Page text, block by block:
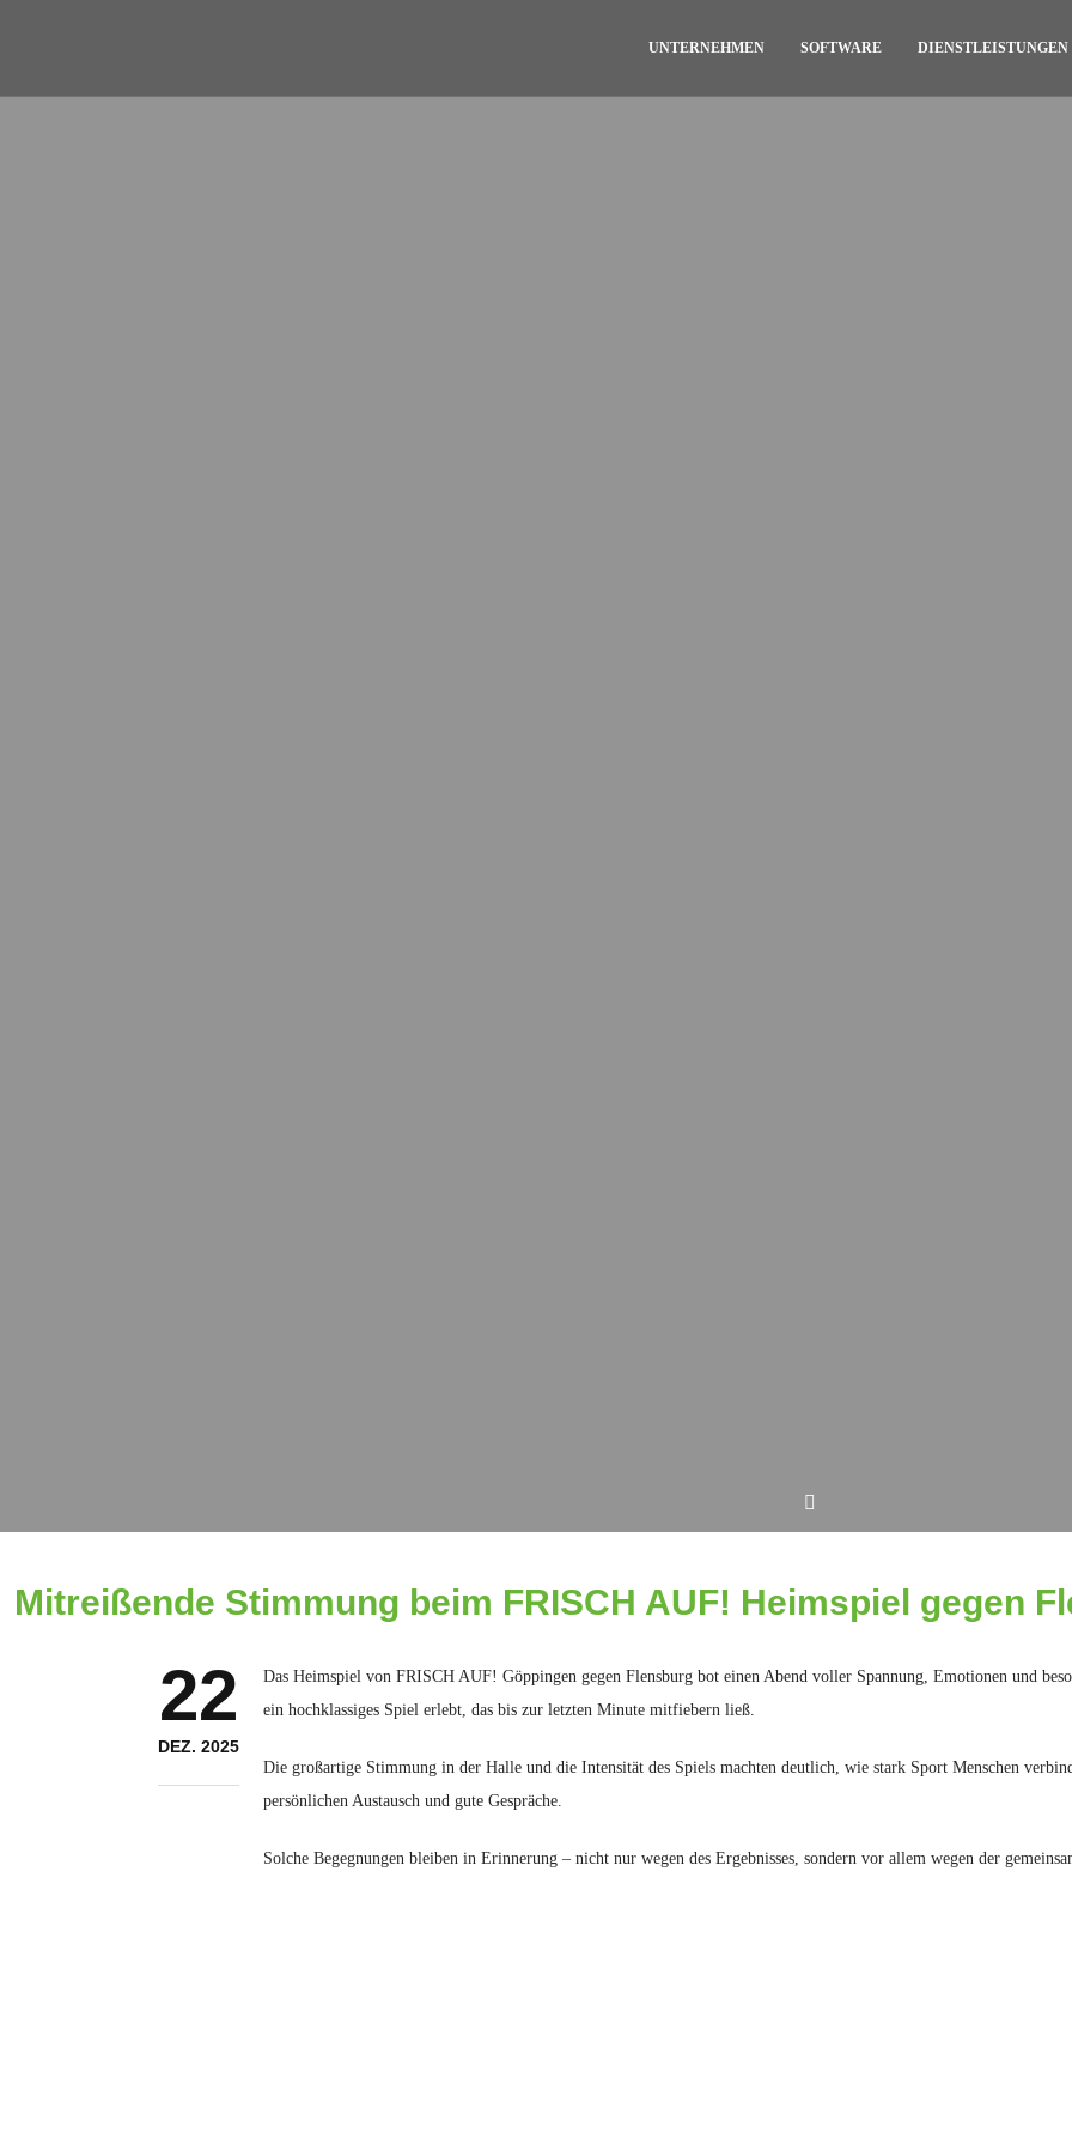
UNTERNEHMEN SOFTWARE DIENSTLEISTUNGEN
Mitreißende Stimmung beim FRISCH AUF! Heimspiel gegen
22
DEZ. 2025
Das Heimspiel von FRISCH AUF! Göppingen gegen Flensburg bot einen Abend voller Spannung, Emotionen und
ein hochklassiges Spiel erlebt, das bis zur letzten Minute mitfiebern ließ.
Die großartige Stimmung in der Halle und die Intensität des Spiels machten deutlich, wie stark Sport Menschen
persönlichen Austausch und gute Gespräche.
Solche Begegnungen bleiben in Erinnerung – nicht nur wegen des Ergebnisses, sondern vor allem wegen der